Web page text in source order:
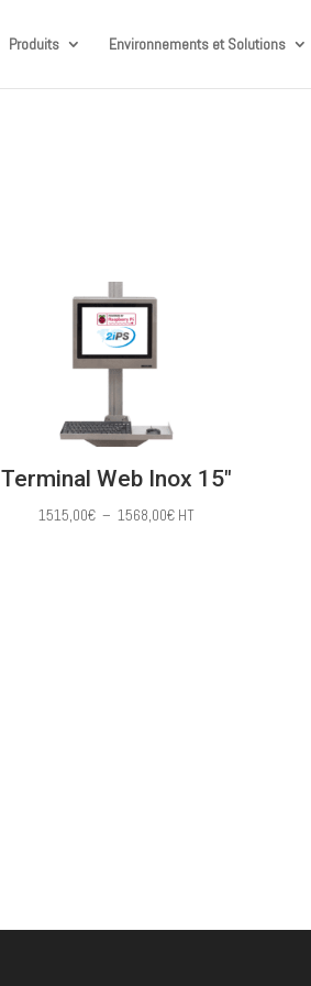
Produits Environnements et Solutions
Terminal Web Inox 15″
1515,00€ – 1568,00€Plage
HT